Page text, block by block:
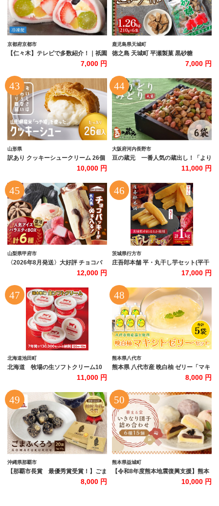
京都府京都市
【仁々木】テレビで多数紹介！｜祇園
ぽっちり 4個入（フルーツ大福/祇を
んににぎ）［ 京都 祇園 スイーツ お菓
子 人気 おすすめ フルーツ 果物 くだ
もの おいしい 可愛い いちご あまおう
ぶどう 栗 ギフト プレゼント 贈答 お
取り寄せ ］
7,000 円
鹿児島県天城町
徳之島 天城町 平瀬製菓 黒砂糖
1.26kg（210g×6袋） 黒糖 お菓子
7,000 円
山形県
訳あり クッキーシュークリーム 26個
ご家庭用 お菓子 洋菓子 小分け スイー
10,000 円
大阪府河内長野市
豆の蔵元 一番人気の蔵出し！「より
どりみどり」大袋（310g）×6パッ
ク おかき 豆 豆菓子 せんべい 進物
お菓子 大容量 お豆 人気 おいしい お
つまみ あられ 節分 豆まき 福豆 立春
送料無料
11,000 円
山梨県甲府市
〈2026年8月発送〉大好評 チョコバ
ッキーが必ず入る！ 人気アイスバラ
エティBOX 〈6種〉 ランキング急上
昇中！ アイス アイスクリーム シャト
レーゼ 有名店 バニラ チョコ チョコバ
ッキー アイスバー カップアイス スイ
ーツ あいす 大容量 食べ比べ 定番 ア
ソート 6種 セット詰め合わせ 贈り物
ギフト 夏 休み おやつ 子どもの日 母
の日 父の日 お中元 敬老の日 お歳暮
12,000 円
茨城県行方市
庄吾郎本舗 平・丸干し芋セット(平干
し約500g＋丸干し約500g)｜干し芋
平干し芋 丸干し芋 ほしいも ほし芋 セ
ット 紅はるか 熟成紅はるか さつまい
も サツマイモ 食べ比べ 無添加 健康
茨城県 行方市 人気 送料無料(EV-3)
17,000 円
北海道池田町
北海道 牧場の生ソフトクリーム10
個 アイスクリーム 詰合せ11,000 円
熊本県八代市
熊本県 八代市産 晩白柚 ゼリー「マキ
シト ゼリー」セット（5袋入り） ば
8,000 円
沖縄県那覇市
【那覇市長賞 最優秀賞受賞！】ごま
ふくろう 20袋入り｜那覇市 菓子 お
かし 食品 人気 和菓子 沖縄 那覇市 受
8,000 円
熊本県益城町
【令和8年度熊本地震復興支援】熊本
いきなり団子 専門店 華まる堂 15個
10,000 円